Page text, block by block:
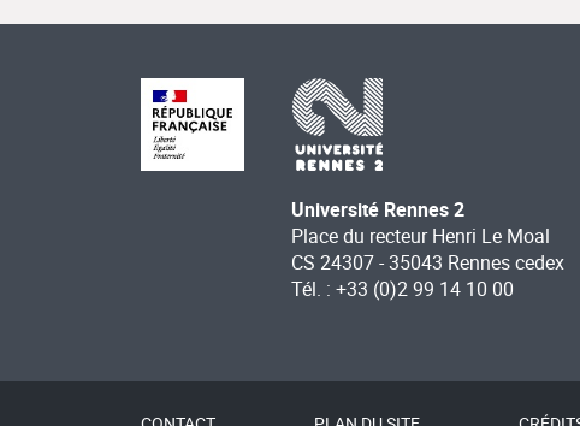
Université Rennes 2
Place du recteur Henri Le Moal
CS 24307 - 35043 Rennes cedex
Tél. : +33 (0)2 99 14 10 00